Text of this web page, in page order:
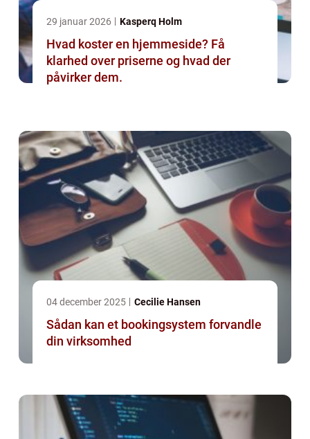
29 januar 2026 Kasperq Holm
Hvad koster en hjemmeside? Få
klarhed over priserne og hvad der
påvirker dem.
04 december 2025 Cecilie Hansen
Sådan kan et bookingsystem forvandle
din virksomhed